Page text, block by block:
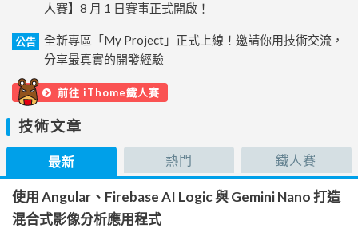
人賽】8 月 1 日賽事正式開啟！
公告
全新專區「My Project」正式上線！邀請你用技術交流，
分享最真實的開發經驗
前往 iThome鐵人賽
技術文章
最新 熱門 鐵人賽
使用 Angular、Firebase AI Logic 與 Gemini Nano 打造
混合式影像分析應用程式